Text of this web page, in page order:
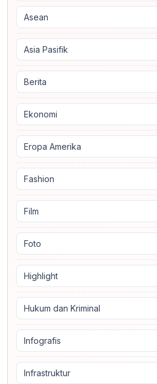
Asean
Asia Pasifik
Berita
Ekonomi
Eropa Amerika
Fashion
Film
Foto
Highlight
Hukum dan Kriminal
Infografis
Infrastruktur